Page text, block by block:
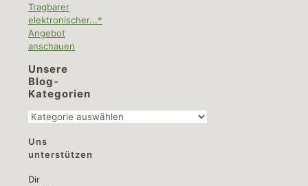
Tragbarer
elektronischer...*
Angebot
anschauen
Unsere
Blog-
Kategorien
Unsere
Kategorien
Uns
unterstützen
Dir